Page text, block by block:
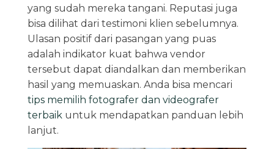
yang sudah mereka tangani. Reputasi juga
bisa dilihat dari testimoni klien sebelumnya.
Ulasan positif dari pasangan yang puas
adalah indikator kuat bahwa vendor
tersebut dapat diandalkan dan memberikan
hasil yang memuaskan. Anda bisa mencari
tips memilih fotografer dan videografer
terbaikuntuk mendapatkan panduan lebih
lanjut.